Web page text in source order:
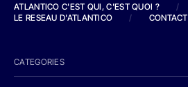
ATLANTICO C'EST QUI, C'EST QUOI ?
/
LE RESEAU D'ATLANTICO
/ CONTACT
CATEGORIES